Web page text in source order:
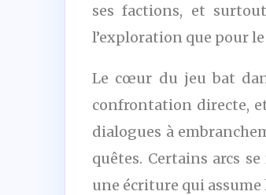
ses factions, et
l’exploration que pour
Le cœur du jeu bat
confrontation directe,
dialogues à
quêtes. Certains arcs
une écriture qui